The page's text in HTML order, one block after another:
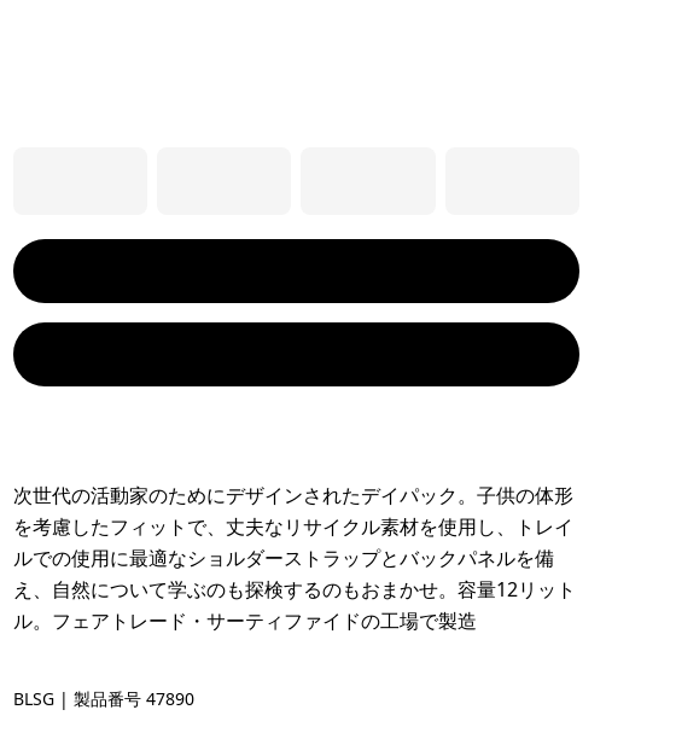
次世代の活動家のためにデザインされたデイパック。子供の体形
を考慮したフィットで、丈夫なリサイクル素材を使用し、トレイ
ルでの使用に最適なショルダーストラップとバックパネルを備
え、自然について学ぶのも探検するのもおまかせ。容量12リット
ル。フェアトレード・サーティファイドの工場で製造
Blue Sage
BLSG | 製品番号 47890